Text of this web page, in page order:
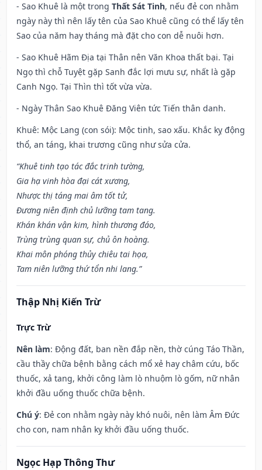
- Sao Khuê là một trong Thất Sát Tinh, nếu đẻ con nhằm
ngày này thì nên lấy tên của Sao Khuê cũng có thể lấy tên
Sao của năm hay tháng mà đặt cho con dễ nuôi hơn.
- Sao Khuê Hãm Địa tại Thân nên Văn Khoa thất bại. Tại
Ngọ thì chỗ Tuyệt gặp Sanh đắc lợi mưu sự, nhất là gặp
Canh Ngọ. Tại Thìn thì tốt vừa vừa.
- Ngày Thân Sao Khuê Đăng Viên tức Tiến thân danh.
Khuê: Mộc Lang (con sói): Mộc tinh, sao xấu. Khắc kỵ động
thổ, an táng, khai trương cũng như sửa cửa.
“Khuê tinh tạo tác đắc trinh tường,
Gia hạ vinh hòa đại cát xương,
Nhược thị táng mai âm tốt tử,
Đương niên định chủ lưỡng tam tang.
Khán khán vận kim, hình thương đáo,
Trùng trùng quan sự, chủ ôn hoàng.
Khai môn phóng thủy chiêu tai họa,
Tam niên lưỡng thứ tổn nhi lang.”
Thập Nhị Kiến Trừ
Trực Trừ
Nên làm: Động đất, ban nền đắp nền, thờ cúng Táo Thần,
cầu thầy chữa bệnh bằng cách mổ xẻ hay châm cứu, bốc
thuốc, xả tang, khởi công làm lò nhuộm lò gốm, nữ nhân
khởi đầu uống thuốc chữa bệnh.
Chú ý: Đẻ con nhằm ngày này khó nuôi, nên làm Âm Đức
cho con, nam nhân kỵ khởi đầu uống thuốc.
Ngọc Hạp Thông Thư